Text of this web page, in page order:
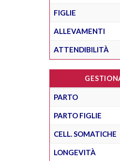
FIGLIE
ALLEVAMENTI
ATTENDIBILITÀ
PARTO
PARTO FIGLIE
CELL. SOMATICHE
LONGEVITÀ